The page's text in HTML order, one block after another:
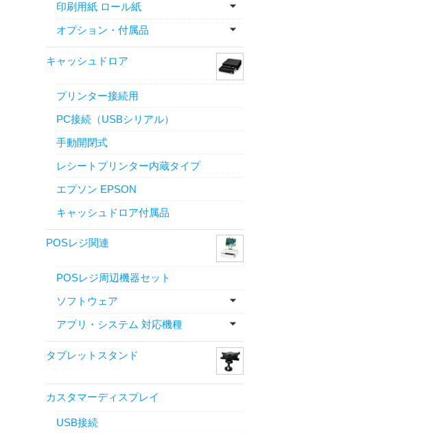
印刷用紙 ロール紙
オプション・付属品
キャッシュドロア
プリンター接続用
PC接続（USBシリアル）
手動開閉式
レシートプリンター内蔵タイプ
エプソン EPSON
キャッシュドロア付属品
POSレジ関連
POSレジ周辺機器セット
ソフトウェア
アプリ・システム 対応機種
タブレットスタンド
カスタマーディスプレイ
USB接続